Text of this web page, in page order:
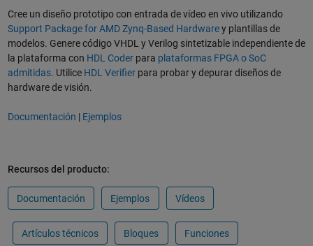
Cree un diseño prototipo con entrada de vídeo en vivo utilizando
Support Package for AMD Zynq-Based Hardwarey plantillas de
modelos. Genere código VHDL y Verilog sintetizable independiente de
la plataforma con HDL Coderpara plataformas FPGA o SoC
admitidas. Utilice HDL Verifierpara probar y depurar diseños de
hardware de visión.
Documentación | Ejemplos
Recursos del producto:
Documentación Ejemplos Vídeos
Artículos técnicos Bloques Funciones